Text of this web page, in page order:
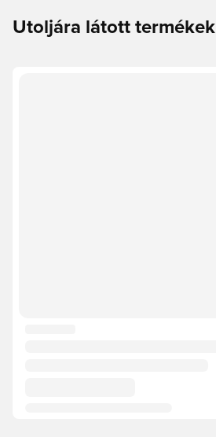
Utoljára látott termékek